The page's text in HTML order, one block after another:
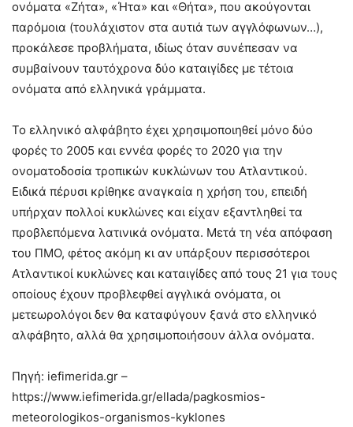
ονόματα «Ζήτα», «Ήτα» και «Θήτα», που ακούγονται
παρόμοια (τουλάχιστον στα αυτιά των αγγλόφωνων…),
προκάλεσε προβλήματα, ιδίως όταν συνέπεσαν να
συμβαίνουν ταυτόχρονα δύο καταιγίδες με τέτοια
ονόματα από ελληνικά γράμματα.
Το ελληνικό αλφάβητο έχει χρησιμοποιηθεί μόνο δύο
φορές το 2005 και εννέα φορές το 2020 για την
ονοματοδοσία τροπικών κυκλώνων του Ατλαντικού.
Ειδικά πέρυσι κρίθηκε αναγκαία η χρήση του, επειδή
υπήρχαν πολλοί κυκλώνες και είχαν εξαντληθεί τα
προβλεπόμενα λατινικά ονόματα. Μετά τη νέα απόφαση
του ΠΜΟ, φέτος ακόμη κι αν υπάρξουν περισσότεροι
Ατλαντικοί κυκλώνες και καταιγίδες από τους 21 για τους
οποίους έχουν προβλεφθεί αγγλικά ονόματα, οι
μετεωρολόγοι δεν θα καταφύγουν ξανά στο ελληνικό
αλφάβητο, αλλά θα χρησιμοποιήσουν άλλα ονόματα.
Πηγή: iefimerida.gr –
https://www.iefimerida.gr/ellada/pagkosmios-
meteorologikos-organismos-kyklones